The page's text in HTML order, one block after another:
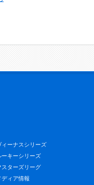
ィーナスシリーズ
ーキーシリーズ
スターズリーグ
ディア情報